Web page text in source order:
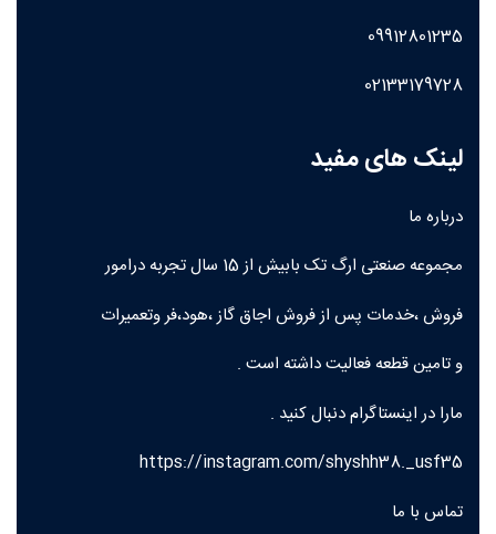
09912801235
02133179728
لینک های مفید
درباره ما
مجموعه صنعتی ارگ تک بابیش از 15 سال تجربه درامور
فروش ،خدمات پس از فروش اجاق گاز ،هود،فر وتعمیرات
و تامین قطعه فعالیت داشته است .
مارا در اینستاگرام دنبال کنید .
https://instagram.com/shyshh38._usf35
تماس با ما